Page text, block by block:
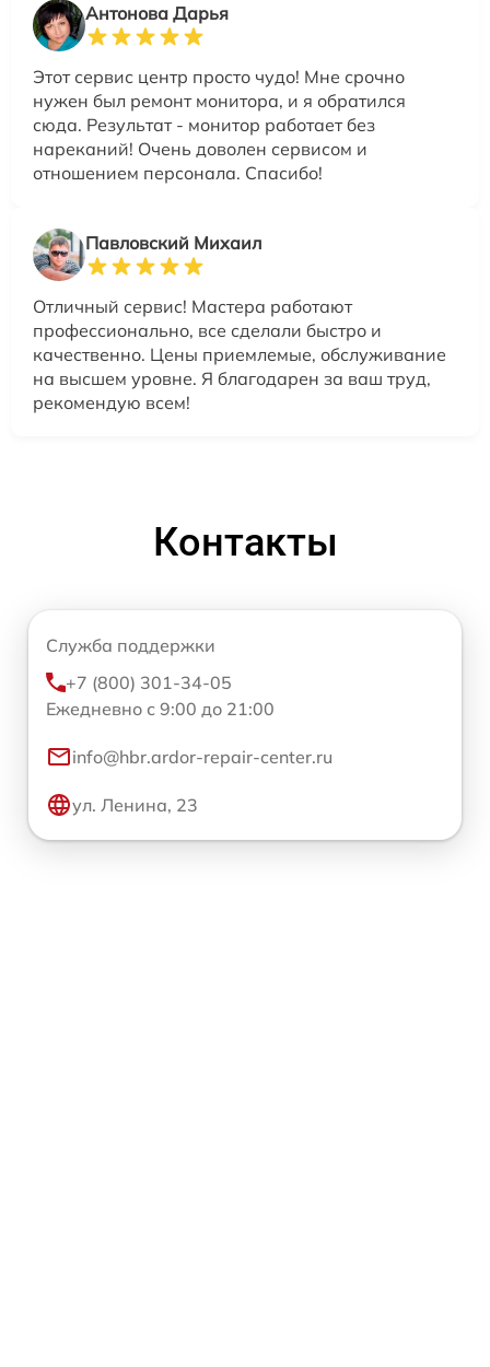
Антонова Дарья
Этот сервис центр просто чудо! Мне срочно
нужен был ремонт монитора, и я обратился
сюда. Результат - монитор работает без
нареканий! Очень доволен сервисом и
отношением персонала. Спасибо!
Павловский Михаил
Отличный сервис! Мастера работают
профессионально, все сделали быстро и
качественно. Цены приемлемые, обслуживание
на высшем уровне. Я благодарен за ваш труд,
рекомендую всем!
Контакты
Служба поддержки
+7 (800) 301-34-05
Ежедневно с 9:00 до 21:00
info@hbr.ardor-repair-center.ru
ул. Ленина, 23